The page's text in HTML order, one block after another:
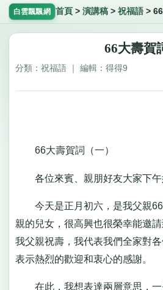
白雲飄飄網 首頁 > 演講稿> 祝福語>
66大壽賀
分類：祝福語 ｜ 編輯：得得9
66大壽賀詞（一）
各位來賓、親朋好友大家下午
今天是正月初六，是我父親66
親的兒女，很高興也很榮幸能邀
我父親祝壽，我代表我們全家對各
表示熱烈的歡迎和衷心的感謝。
在此，我想表達兩層意思，一